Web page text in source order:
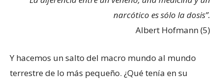
narcótico es sólo la dosis”.
Albert Hofmann (5)
Y hacemos un salto del macro mundo al mundo
terrestre de lo más pequeño. ¿Qué tenía en su